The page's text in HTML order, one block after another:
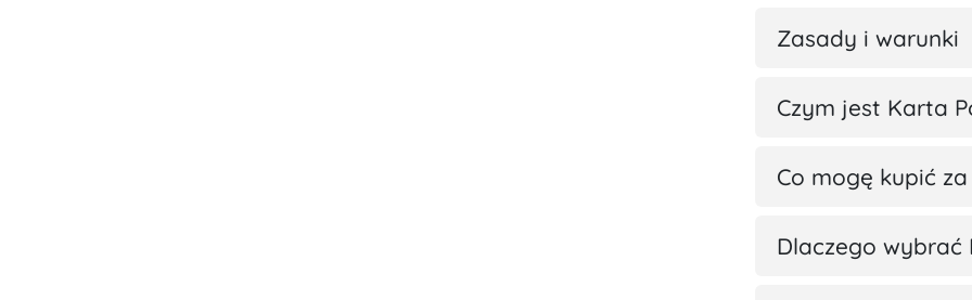
Zasady i warunki
Czym jest Karta
Co mogę kupić
Dlaczego wybrać